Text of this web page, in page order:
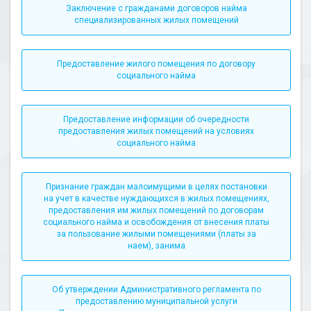
Заключение с гражданами договоров найма
специализированных жилых помещений
Предоставление жилого помещения по договору
социального найма
Предоставление информации об очередности
предоставления жилых помещений на условиях
социального найма
Признание граждан малоимущими в целях постановки
на учет в качестве нуждающихся в жилых помещениях,
предоставления им жилых помещений по договорам
социального найма и освобождения от внесения платы
за пользование жилыми помещениями (платы за
наем), занима
Об утверждении Административного регламента по
предоставлению муниципальной услуги